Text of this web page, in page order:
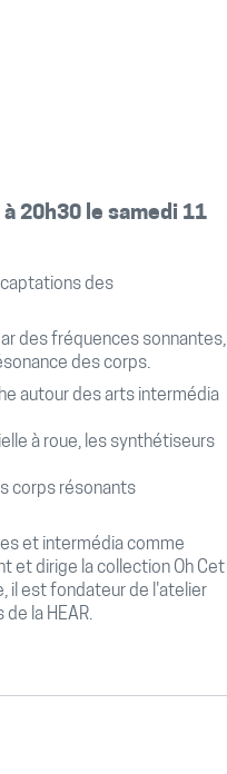
20h30 le samedi 11
des
des fréquences sonnantes,
des corps.
autour des arts intermédia
à roue, les synthétiseurs
corps résonants
et intermédia comme
et dirige la collection Oh Cet
il est fondateur de l'atelier
la HEAR.